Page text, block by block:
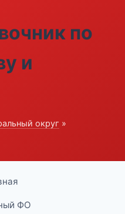
по
и
округ »
ФО